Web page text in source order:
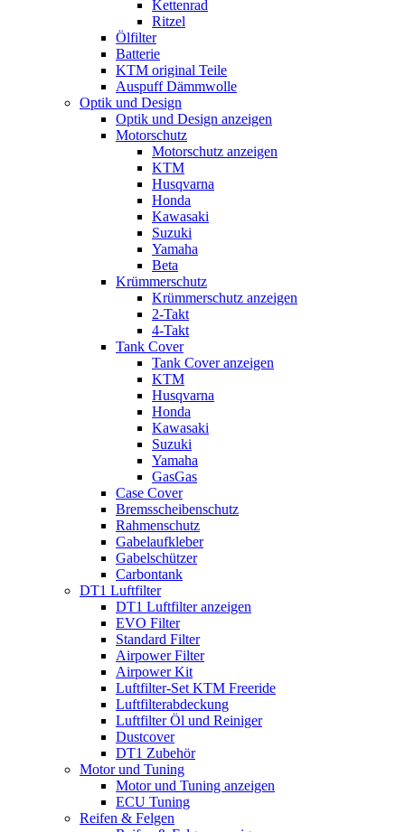
Kettenrad
Ritzel
Ölfilter
Batterie
KTM original Teile
Auspuff Dämmwolle
Optik und Design
Optik und Design anzeigen
Motorschutz
Motorschutz anzeigen
KTM
Husqvarna
Honda
Kawasaki
Suzuki
Yamaha
Beta
Krümmerschutz
Krümmerschutz anzeigen
2-Takt
4-Takt
Tank Cover
Tank Cover anzeigen
KTM
Husqvarna
Honda
Kawasaki
Suzuki
Yamaha
GasGas
Case Cover
Bremsscheibenschutz
Rahmenschutz
Gabelaufkleber
Gabelschützer
Carbontank
DT1 Luftfilter
DT1 Luftfilter anzeigen
EVO Filter
Standard Filter
Airpower Filter
Airpower Kit
Luftfilter-Set KTM Freeride
Luftfilterabdeckung
Luftfilter Öl und Reiniger
Dustcover
DT1 Zubehör
Motor und Tuning
Motor und Tuning anzeigen
ECU Tuning
Reifen & Felgen